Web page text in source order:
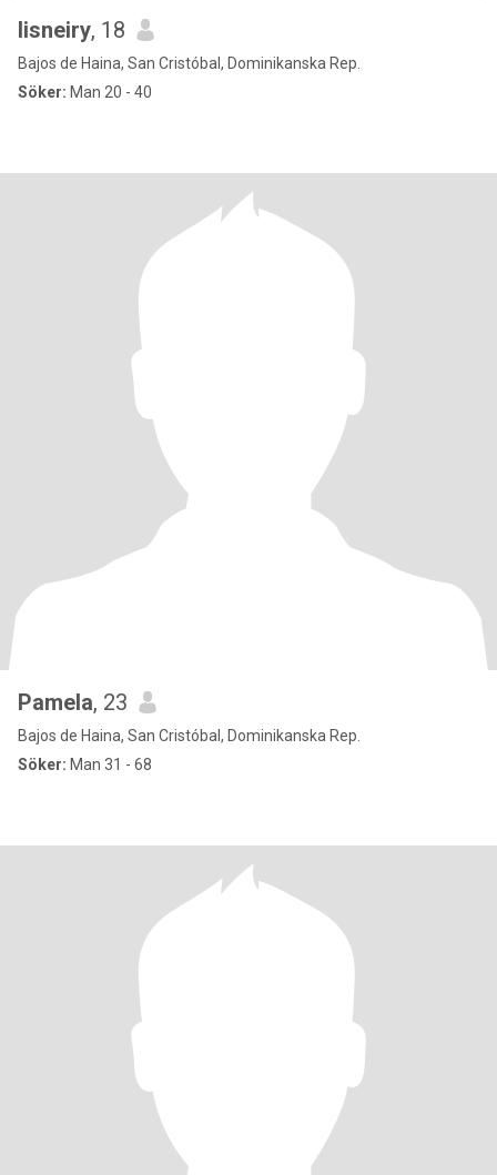
lisneiry, 18
Bajos de Haina, San Cristóbal, Dominikanska Rep.
Söker: Man 20 - 40
Pamela, 23
Bajos de Haina, San Cristóbal, Dominikanska Rep.
Söker: Man 31 - 68